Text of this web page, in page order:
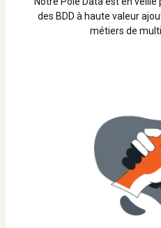
des BDD à haute valeur
métiers de